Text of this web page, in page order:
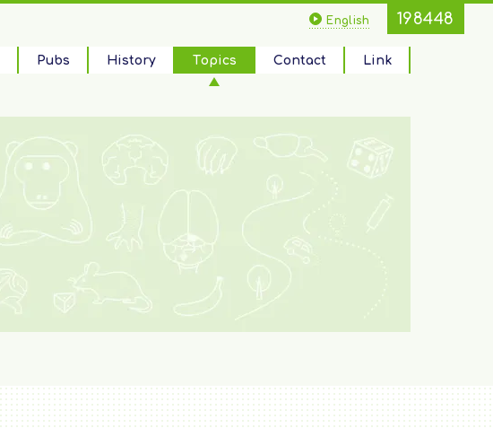
Pubs History Topics Contact Link
English 198448